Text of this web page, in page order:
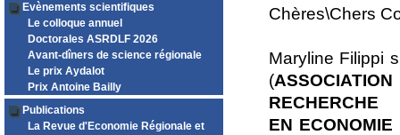
Evènements scientifiques
Le colloque annuel
Doctorales ASRDLF 2026
Avant-dîners de science régionale
Le prix Aydalot
Prix Antoine Bailly
Publications
La Revue d'Economie Régionale et
Chères\Chers
Maryline Filippi
(
RECHERCHE
EN